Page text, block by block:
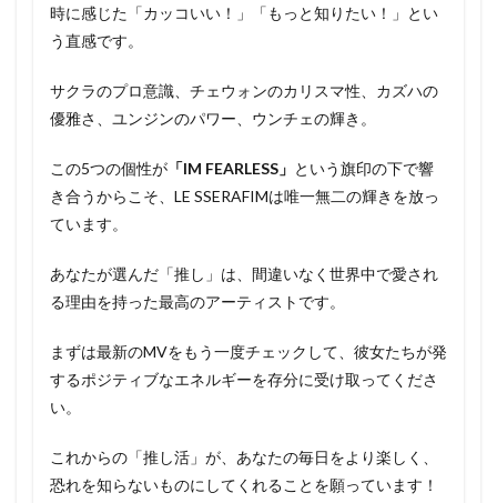
時に感じた「カッコいい！」「もっと知りたい！」とい
う直感です。
サクラのプロ意識、チェウォンのカリスマ性、カズハの
優雅さ、ユンジンのパワー、ウンチェの輝き。
この5つの個性が 「IM FEARLESS」 という旗印の下で響
き合うからこそ、LE SSERAFIMは唯一無二の輝きを放っ
ています。
あなたが選んだ「推し」は、間違いなく世界中で愛され
る理由を持った最高のアーティストです。
まずは最新のMVをもう一度チェックして、彼女たちが発
するポジティブなエネルギーを存分に受け取ってくださ
い。
これからの「推し活」が、あなたの毎日をより楽しく、
恐れを知らないものにしてくれることを願っています！